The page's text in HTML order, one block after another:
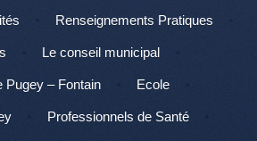
Renseignements Pratiques
Le conseil municipal
Pugey – Fontain Ecole
Professionnels de Santé